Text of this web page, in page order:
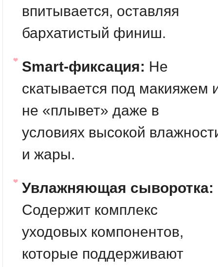
впитывается, оставляя
бархатистый финиш.
Smart-фиксация: Не
скатывается под макияжем
не «плывет» даже в
условиях высокой
и жары.
Увлажняющая сыворотка:
Содержит комплекс
уходовых компонентов,
которые поддерживают